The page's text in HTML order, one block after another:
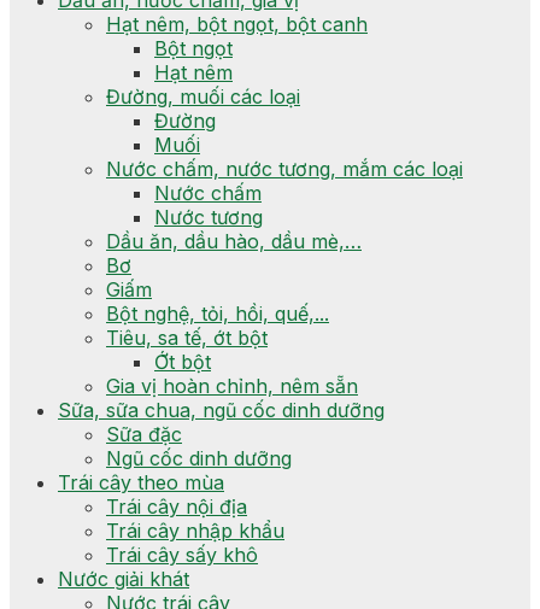
Hạt nêm, bột ngọt, bột canh
Bột ngọt
Hạt nêm
Đường, muối các loại
Đường
Muối
Nước chấm, nước tương, mắm các loại
Nước chấm
Nước tương
Dầu ăn, dầu hào, dầu mè,…
Bơ
Giấm
Bột nghệ, tỏi, hồi, quế,...
Tiêu, sa tế, ớt bột
Ớt bột
Gia vị hoàn chỉnh, nêm sẵn
Sữa, sữa chua, ngũ cốc dinh dưỡng
Sữa đặc
Ngũ cốc dinh dưỡng
Trái cây theo mùa
Trái cây nội địa
Trái cây nhập khẩu
Trái cây sấy khô
Nước giải khát
Nước trái cây